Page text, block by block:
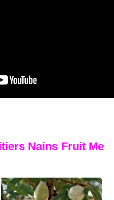
Nains Fruit Me